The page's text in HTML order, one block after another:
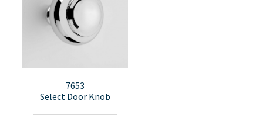
7653
Select Door Knob